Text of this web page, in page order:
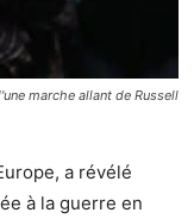
marche allant de Russell
a révélé
à la guerre en